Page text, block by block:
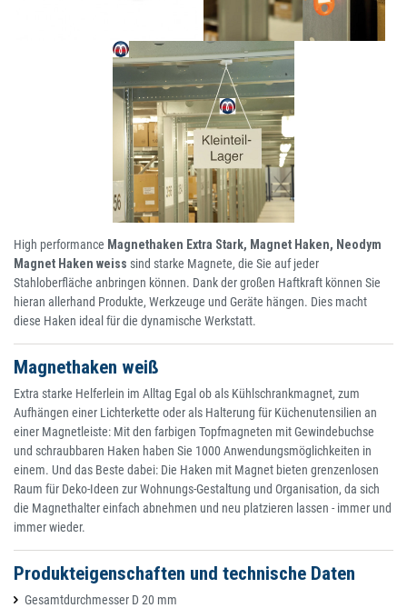
High performance Magnethaken Extra Stark, Magnet Haken, Neodym
Magnet Haken weiss sind starke Magnete, die Sie auf jeder
Stahloberfläche anbringen können. Dank der großen Haftkraft können Sie
hieran allerhand Produkte, Werkzeuge und Geräte hängen. Dies macht
diese Haken ideal für die dynamische Werkstatt.
Magnethaken weiß
Extra starke Helferlein im Alltag Egal ob als Kühlschrankmagnet, zum
Aufhängen einer Lichterkette oder als Halterung für Küchenutensilien an
einer Magnetleiste: Mit den farbigen Topfmagneten mit Gewindebuchse
und schraubbaren Haken haben Sie 1000 Anwendungsmöglichkeiten in
einem. Und das Beste dabei: Die Haken mit Magnet bieten grenzenlosen
Raum für Deko-Ideen zur Wohnungs-Gestaltung und Organisation, da sich
die Magnethalter einfach abnehmen und neu platzieren lassen - immer und
immer wieder.
Produkteigenschaften und technische Daten
Gesamtdurchmesser D 20 mm